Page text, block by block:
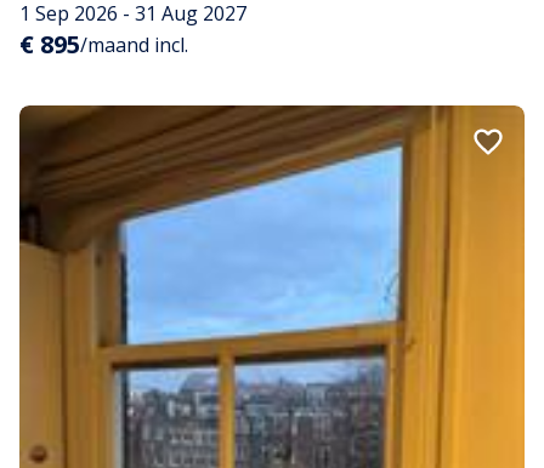
1 Sep 2026 - 31 Aug 2027
€ 895/maand incl.